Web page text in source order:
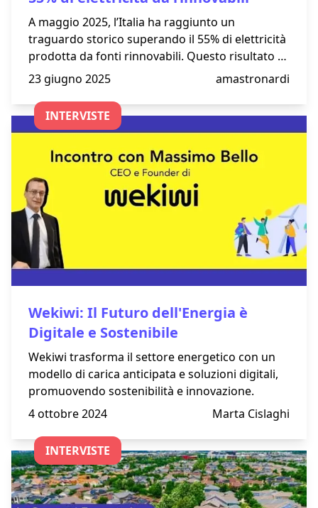
A maggio 2025, l’Italia ha raggiunto un
traguardo storico superando il 55% di elettricità
prodotta da fonti rinnovabili. Questo risultato è
frutto di condizioni climatiche favorevoli e di
un’intensa crescita degli impianti fotovoltaici,
idroelettrici ed eolici. La riduzione dell’uso di
fonti fossili ha portato vantaggi economici e
variabilità delle fonti e alla burocrazia. Il
percorso verso un sistema energetico
completamente green entro il 2050 continua
con investimenti e nuove politiche di sostegno.
23 giugno 2025 amastronardi
INTERVISTE
Wekiwi: Il Futuro dell'Energia è
Digitale e Sostenibile
Wekiwi trasforma il settore energetico con un
modello di carica anticipata e soluzioni digitali,
promuovendo sostenibilità e innovazione.
4 ottobre 2024
Marta Cislaghi
INTERVISTE